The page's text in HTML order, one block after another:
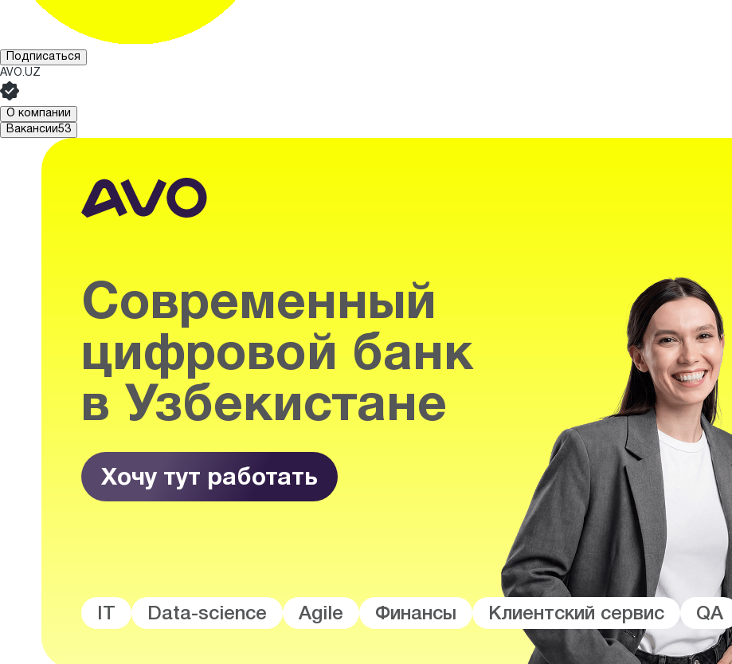
Подписаться
AVO.UZ
О компании
Вакансии53
Современный
цифровой банк
в Узбекистане
Хочу тут работать
Data-science Agile Финансы Клиентский сервис QA